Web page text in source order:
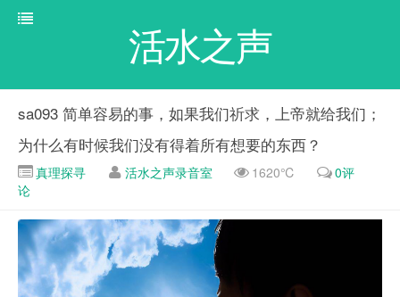
活水之声
sa093 简单容易的事，如果我们祈求，上帝就给我们；
为什么有时候我们没有得着所有想要的东西？
真理探寻 活水之声录音室 1620℃
0评
论